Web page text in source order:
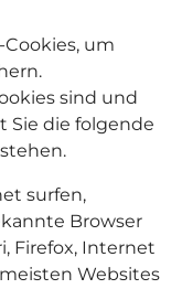
um
sind und
Sie die folgende
surfen,
Browser
Firefox, Internet
Websites